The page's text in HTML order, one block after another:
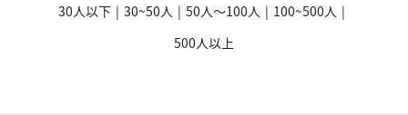
30人以下 | 30~50人 | 50人〜100人 | 100~500人 |
500人以上